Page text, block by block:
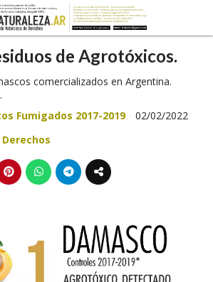
de Agrotóxicos.
comercializados en Argentina.
Fumigados 2017-2019
02/02/2022